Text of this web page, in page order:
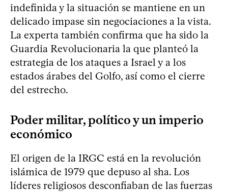
indefinida y la situación se mantiene en un
delicado impase sin negociaciones a la vista.
La experta también confirma que ha sido la
Guardia Revolucionaria la que planteó la
estrategia de los ataques a Israel y a los
estados árabes del Golfo, así como el cierre
del estrecho.
Poder militar, político y un imperio
económico
El origen de la IRGC está en la revolución
islámica de 1979 que depuso al sha. Los
líderes religiosos desconfiaban de las fuerzas